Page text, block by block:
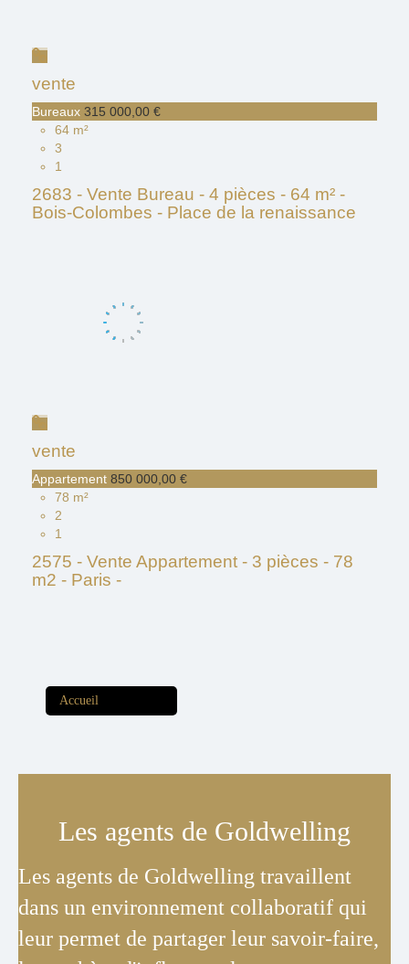
vente
Bureaux 315 000,00 €
64 m²
3
1
2683 - Vente Bureau - 4 pièces - 64 m² -
Bois-Colombes - Place de la renaissance
vente
Appartement 850 000,00 €
78 m²
2
1
2575 - Vente Appartement - 3 pièces - 78
m2 - Paris -
Accueil
Les agents de Goldwelling
Les agents de Goldwelling travaillent
dans un environnement collaboratif qui
leur permet de partager leur savoir-faire,